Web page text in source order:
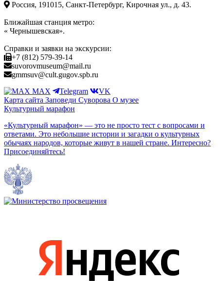
Россия, 191015, Санкт-Петербург, Кирочная ул., д. 43.
Ближайшая станция метро:
« Чернышевская».
Справки и заявки на экскурсии:
+7 (812) 579-39-14
suvorovmuseum@mail.ru
gmmsuv@cult.gugov.spb.ru
MAX
Telegram
VK
Карта сайта Заповеди Cуворова О музее
Культурный марафон
«Культурный марафон» — это не просто тест с вопросами и
ответами. Это небольшие истории и загадки о культурных
обычаях народов, которые живут в нашей стране. Интересно?
Присоединяйтесь!